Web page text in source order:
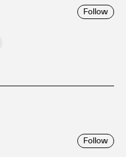
Follow
Follow